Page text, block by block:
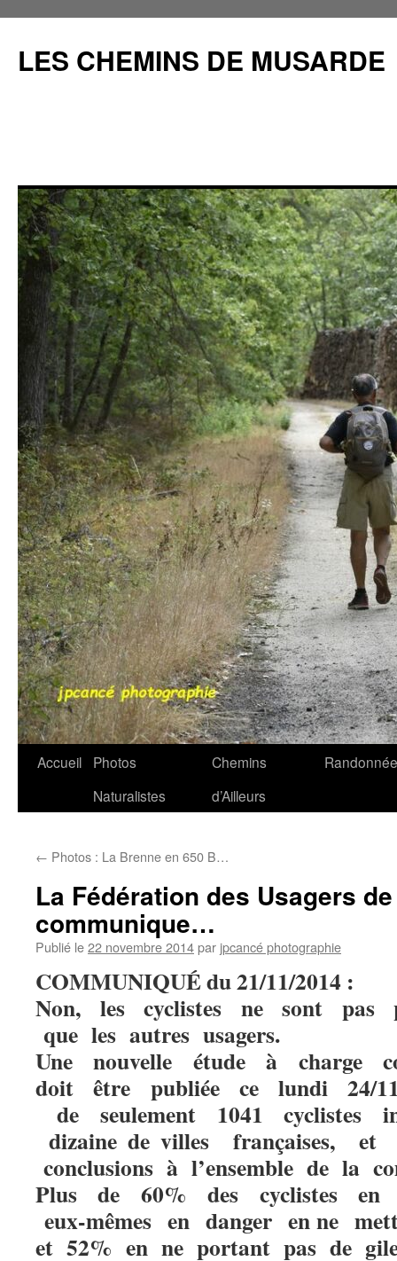
contenu
LES CHEMINS DE MUSARDE
Accueil
Photos
Naturalistes
Chemins
d’Ailleurs
← Photos : La Brenne en 650 B…
La Fédération des Usagers
communique…
Publié le22 novembre 2014par jpcancé photographie
COMMUNIQUÉ du 21/11/2014 :
Non, les cyclistes ne sont pas
que les autres usagers.
Une nouvelle étude à charge
doit être publiée ce lundi 24/
de seulement 1041 cyclistes
dizaine de villes françaises,
conclusions à l’ensemble de la
Plus de 60% des cyclistes en
eux-­mêmes en danger en ne
et 52% en ne portant pas de